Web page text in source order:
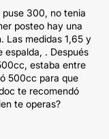
puse 300, no tenia
posteo hay una
Las medidas 1,65 y
espalda, . Después
estaba entre
500cc para que
te recomendó
te operas?